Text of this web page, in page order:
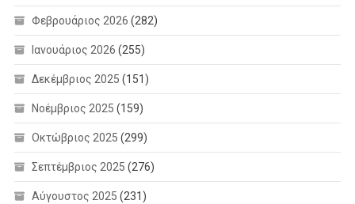
Φεβρουάριος 2026 (282)
Ιανουάριος 2026 (255)
Δεκέμβριος 2025 (151)
Νοέμβριος 2025 (159)
Οκτώβριος 2025 (299)
Σεπτέμβριος 2025 (276)
Αύγουστος 2025 (231)